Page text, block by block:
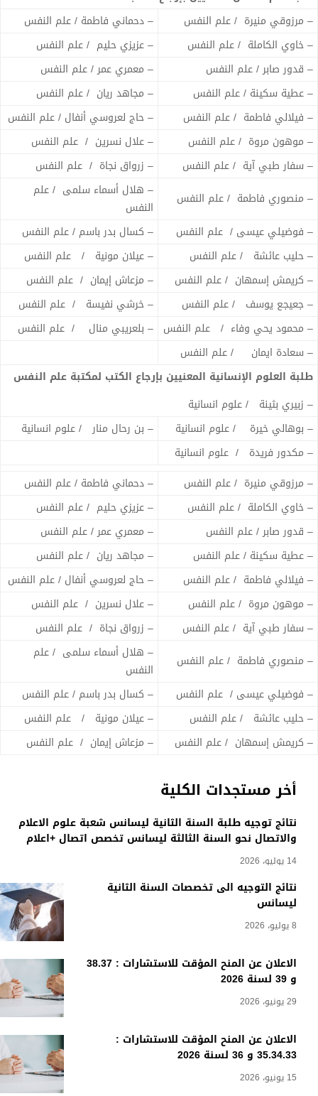
أخر مستجدات الكلية
نتائج توجيه طلبة السنة الثانية ليسانس شعبة علوم الاعلام
والاتصال نحو السنة الثالثة ليسانس تخصص اتصال +اعلام
14 يوليو، 2026
نتائج التوجيه الى تخصصات السنة الثانية
ليسانس
8 يوليو، 2026
الاعلان عن المنح المؤقت للاستشارات : 38.37
و 39 لسنة 2026
29 يونيو، 2026
الاعلان عن المنح المؤقت للاستشارات :
35.34.33 و 36 لسنة 2026
15 يونيو، 2026
– مرزوقي منيرة / علم النفس
– دحماني فاطمة / علم النفس
– خاوي الكاملة / علم النفس
– عزيزي حليم / علم النفس
– قدور صابر / علم النفس
– معمري عمر / علم النفس
– عطية سكينة / علم النفس
– مجاهد ريان / علم النفس
– فيلالي فاطمة / علم النفس
– حاج لعروسي أنفال / علم النفس
– موهون مروة / علم النفس
– علال نسرين / علم النفس
– سفار طبي آية / علم النفس
– زرواق نجاة / علم النفس
– منصوري فاطمة / علم النفس
– هلال أسماء سلمى / علم
النفس
– فوضيلي عيسى / علم النفس
– كسال بدر باسم / علم النفس
– حليب عائشة / علم النفس
– عيلان مونية / علم النفس
– كريمش إسمهان / علم النفس
– مزعاش إيمان / علم النفس
– جعيجع يوسف / علم النفس
– خرشي نفيسة / علم النفس
– محمود يحي وفاء / علم النفس – بلعريبي منال / علم النفس
– سعادة ايمان / علم النفس
طلبة العلوم الإنسانية المعنيين بإرجاع الكتب لمكتبة علم النفس
– زبيري بثينة / علوم انسانية
– بوهالي خيرة / علوم انسانية
– بن رحال منار / علوم انسانية
– مكدور فريدة / علوم انسانية
– مرزوقي منيرة / علم النفس
– دحماني فاطمة / علم النفس
– خاوي الكاملة / علم النفس
– عزيزي حليم / علم النفس
– قدور صابر / علم النفس
– معمري عمر / علم النفس
– عطية سكينة / علم النفس
– مجاهد ريان / علم النفس
– فيلالي فاطمة / علم النفس
– حاج لعروسي أنفال / علم النفس
– موهون مروة / علم النفس
– علال نسرين / علم النفس
– سفار طبي آية / علم النفس
– زرواق نجاة / علم النفس
– منصوري فاطمة / علم النفس
– هلال أسماء سلمى / علم
النفس
– فوضيلي عيسى / علم النفس
– كسال بدر باسم / علم النفس
– حليب عائشة / علم النفس
– عيلان مونية / علم النفس
– كريمش إسمهان / علم النفس
– مزعاش إيمان / علم النفس